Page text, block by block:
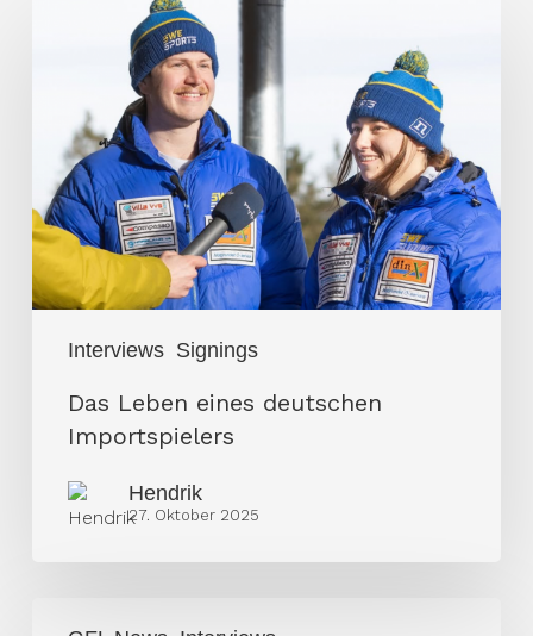
Interviews Signings
deutschen
Importspielers
Das Leben eines deutschen
Importspielers
Hendrik
27. Oktober 2025